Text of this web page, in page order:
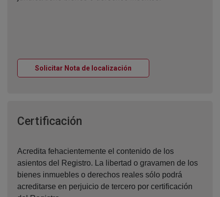
Solicitar Nota de localización
Certificación
Acredita fehacientemente el contenido de los
asientos del Registro. La libertad o gravamen de los
bienes inmuebles o derechos reales sólo podrá
acreditarse en perjuicio de tercero por certificación